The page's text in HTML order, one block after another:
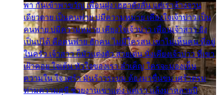
พา กันเข้าพาขวัญ เพื่อนฝูง เฮฮาดังลั่น แต่เราล้างจาน
เดียวดาย เป็นคนพ่าย บ่มีความหมาย เคียงใจเจ้าบ่าว เป็น
คนพ่าย บ่มีความหมาย เคียงใจเจ้าบ่าว เพื่อนเจ้าสาว ยัง
เป็นบ่ได้ คือคนพ่าย ฮักคน ไม่มีใครสน เขาไม่เห็นคน ที่อยู่
ในครัว เจ้าสาว ก็มัวแต่งตัว สวยเด่น นั่งเคียงเจ้าบ่าว ที่เขา
เฝ้าคอย ใจเต้น หัวใจของเรา ลำเค็ญ ใครจะมองเห็น
ความใน ใจ เศร้า มันร้าวระบม ต้องมาขื่นขม เศร้าตรม
ท่ามความสุขี ช่วยงานเขาแต่ง แต่เรา แล้งมาหลายปี